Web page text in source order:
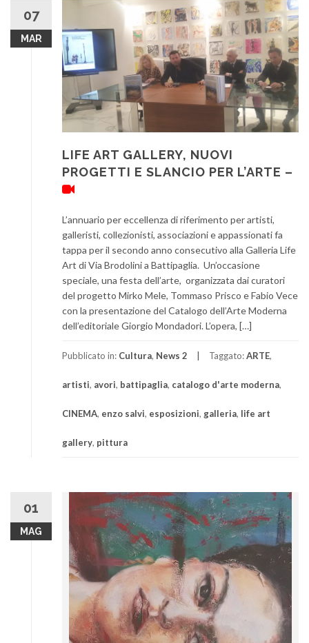
07
MAR
LIFE ART GALLERY, NUOVI
PROGETTI E SLANCIO PER L’ARTE –
L’annuario per eccellenza di riferimento per artisti,
galleristi, collezionisti, associazioni e appassionati fa
tappa per il secondo anno consecutivo alla Galleria Life
Art di Via Brodolini a Battipaglia. Un’occasione
speciale, una festa dell’arte, organizzata dai curatori
del progetto Mirko Mele, Tommaso Prisco e Fabio Vece
con la presentazione del Catalogo dell’Arte Moderna
dell’editoriale Giorgio Mondadori. L’opera, […]
Pubblicato in: Cultura, News 2 Taggato:ARTE,
artisti, avori, battipaglia, catalogo d'arte moderna,
CINEMA, enzo salvi, esposizioni, galleria, life art
gallery, pittura
01
MAG